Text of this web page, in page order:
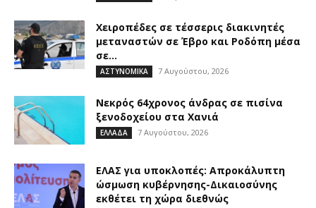
Χειροπέδες σε τέσσερις διακινητές
μεταναστών σε Έβρο και Ροδόπη μέσα
σε...
ΑΣΤΥΝΟΜΙΚΑ 7 Αυγούστου, 2026
Νεκρός 64χρονος άνδρας σε πισίνα
ξενοδοχείου στα Χανιά
ΕΛΛΑΔΑ 7 Αυγούστου, 2026
ΕΛΑΣ για υποκλοπές: Απροκάλυπτη
ώσμωση κυβέρνησης-Δικαιοσύνης
εκθέτει τη χώρα διεθνώς